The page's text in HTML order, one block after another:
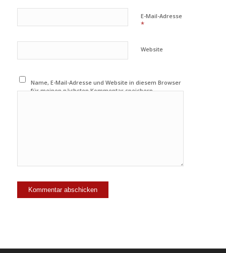
E-Mail-Adresse
*
Website
Name, E-Mail-Adresse und Website in diesem Browser
für meinen nächsten Kommentar speichern.